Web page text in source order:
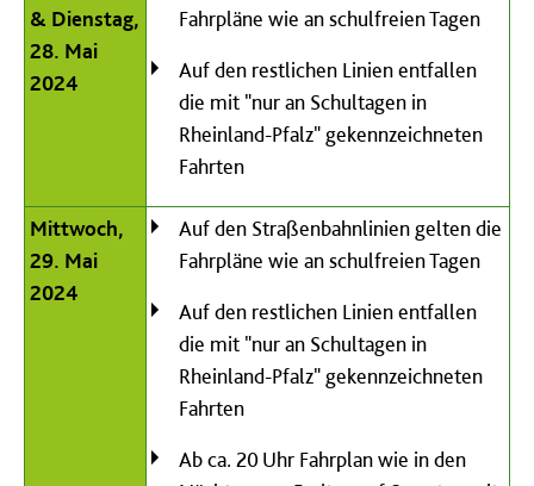
& Dienstag,
28. Mai
2024
Fahrpläne wie an schulfreien Tagen
Auf den restlichen Linien entfallen
die mit "nur an Schultagen in
Rheinland-Pfalz" gekennzeichneten
Fahrten
Mittwoch,
29. Mai
2024
Auf den Straßenbahnlinien gelten die
Fahrpläne wie an schulfreien Tagen
Auf den restlichen Linien entfallen
die mit "nur an Schultagen in
Rheinland-Pfalz" gekennzeichneten
Fahrten
Ab ca. 20 Uhr Fahrplan wie in den